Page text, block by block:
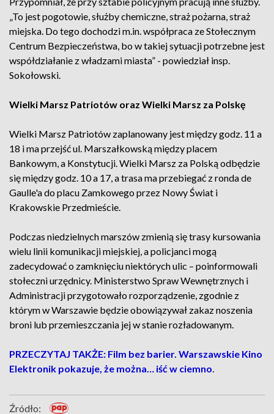
„To jest pogotowie, służby chemiczne, straż pożarna, straż
miejska. Do tego dochodzi m.in. współpraca ze Stołecznym
Centrum Bezpieczeństwa, bo w takiej sytuacji potrzebne jest
współdziałanie z władzami miasta” - powiedział insp.
Sokołowski.
Wielki Marsz Patriotów oraz Wielki Marsz za Polskę
Wielki Marsz Patriotów zaplanowany jest między godz. 11 a
18 i ma przejść ul. Marszałkowską między placem
Bankowym, a Konstytucji. Wielki Marsz za Polską odbędzie
się między godz. 10 a 17, a trasa ma przebiegać z ronda de
Gaulle'a do placu Zamkowego przez Nowy Świat i
Krakowskie Przedmieście.
Podczas niedzielnych marszów zmienią się trasy kursowania
wielu linii komunikacji miejskiej, a policjanci mogą
zadecydować o zamknięciu niektórych ulic – poinformowali
stołeczni urzędnicy. Ministerstwo Spraw Wewnętrznych i
Administracji przygotowało rozporządzenie, zgodnie z
którym w Warszawie będzie obowiązywał zakaz noszenia
broni lub przemieszczania jej w stanie rozładowanym.
PRZECZYTAJ TAKŻE: Film bez barier. Warszawskie Kino
Elektronik pokazuje, że można… iść w ciemno.
Źródło: